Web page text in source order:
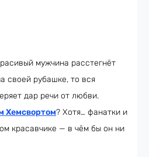
мужчина расстегнёт
своей рубашке, то вся
дар речи от любви.
Хемсвортом? Хотя… фанатки и
красавчике — в чём бы он ни